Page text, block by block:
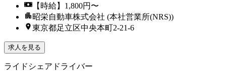
【時給】1,800円〜
昭栄自動車株式会社 (本社営業所(NRS))
東京都足立区中央本町2-21-6
求人を見る
ライドシェアドライバー